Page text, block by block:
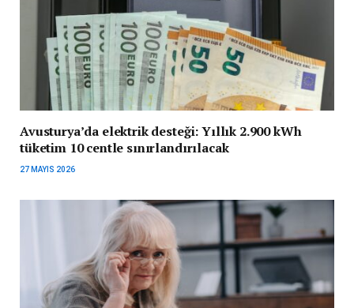
Avusturya’da elektrik desteği: Yıllık 2.900 kWh
tüketim 10 centle sınırlandırılacak
27 MAYIS 2026